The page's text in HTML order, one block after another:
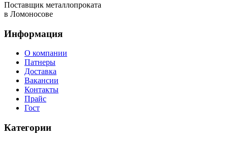
Поставщик металлопроката
в Ломоносове
Информация
О компании
Патнеры
Доставка
Вакансии
Контакты
Прайс
Гост
Категории